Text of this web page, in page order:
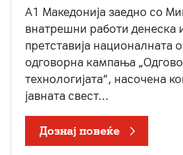
A1 Македонија заедно со
внатрешни работи денеска
претставија националната
одговорна кампања
технологијата“, насочена
јавната свест...
Дознај повеќе